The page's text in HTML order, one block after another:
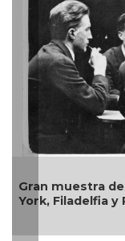
de Marcel
y París